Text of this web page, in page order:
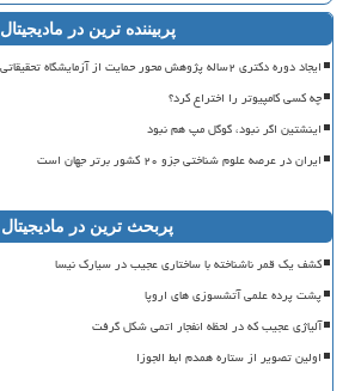
پربیننده ترین در مادیجیتال
ایجاد دوره دکتری ۲ساله پژوهش محور حمایت از آزمایشگاه تحقیقاتی اساتید
چه کسی کامپیوتر را اختراع کرد؟
اینشتین اگر نبود، گوگل مپ هم نبود
ایران در عرصه علوم شناختی جزو ۲۰ کشور برتر جهان است
پربحث ترین در مادیجیتال
کشف یک قمر ناشناخته با ساختاری عجیب در سیارک نیسا
پشت پرده علمی آتشسوزی های اروپا
آلیاژی عجیب که در لحظه انفجار اتمی شکل گرفت
اولین تصویر از ستاره همدم ابط الجوزا